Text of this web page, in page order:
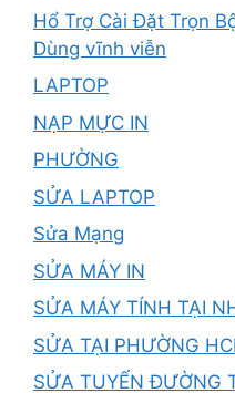
Hổ Trợ Cài Đặt Trọn
Dùng vĩnh viễn
LAPTOP
NẠP MỰC IN
PHƯỜNG
SỬA LAPTOP
Sửa Mạng
SỬA MÁY IN
SỬA MÁY TÍNH TẠI
SỬA TẠI PHƯỜNG
SỬA TUYẾN ĐƯỜNG